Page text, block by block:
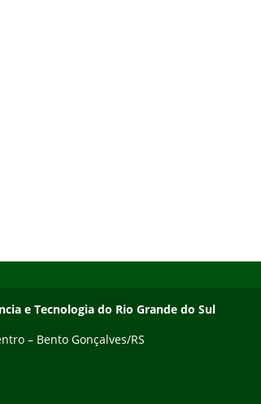
e Tecnologia do Rio Grande do Sul
– Bento Gonçalves/RS